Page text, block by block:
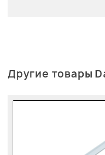
Другие товары